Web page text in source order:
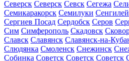
Северск Северск Севск Сегежа
Семикаракорск Семилуки Сенгилей
Сергиев Посад Сердобск Серов
Сим Симферополь Скадовск
Славск Славянск Славянск-на-
Слюдянка Смоленск Снежинск
Собинка Советск Советск Советск